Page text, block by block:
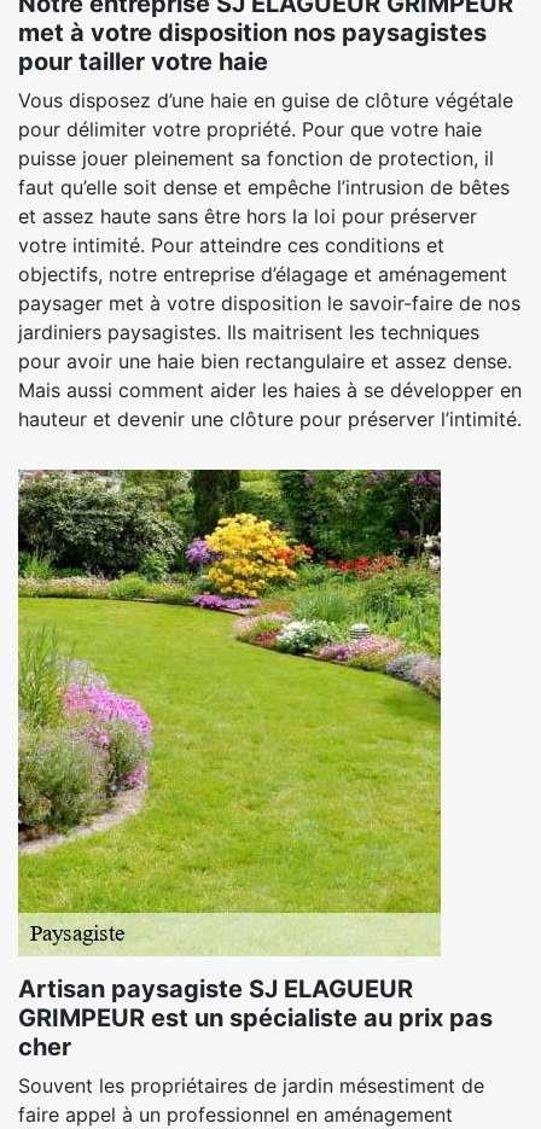
met à votre disposition nos paysagistes
pour tailler votre haie
Vous disposez d’une haie en guise de clôture végétale
pour délimiter votre propriété. Pour que votre haie
puisse jouer pleinement sa fonction de protection, il
faut qu’elle soit dense et empêche l’intrusion de bêtes
et assez haute sans être hors la loi pour préserver
votre intimité. Pour atteindre ces conditions et
objectifs, notre entreprise d’élagage et aménagement
paysager met à votre disposition le savoir-faire de nos
jardiniers paysagistes. Ils maitrisent les techniques
pour avoir une haie bien rectangulaire et assez dense.
Mais aussi comment aider les haies à se développer en
hauteur et devenir une clôture pour préserver l’intimité.
Artisan paysagiste SJ ELAGUEUR
GRIMPEUR est un spécialiste au prix pas
cher
Souvent les propriétaires de jardin mésestiment de
faire appel à un professionnel en aménagement